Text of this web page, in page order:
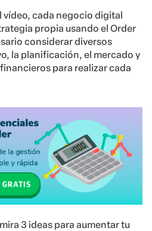
vídeo, cada negocio digital
propia usando el Order
considerar diversos
la planificación, el mercado y
para realizar cada
3 ideas para aumentar tu